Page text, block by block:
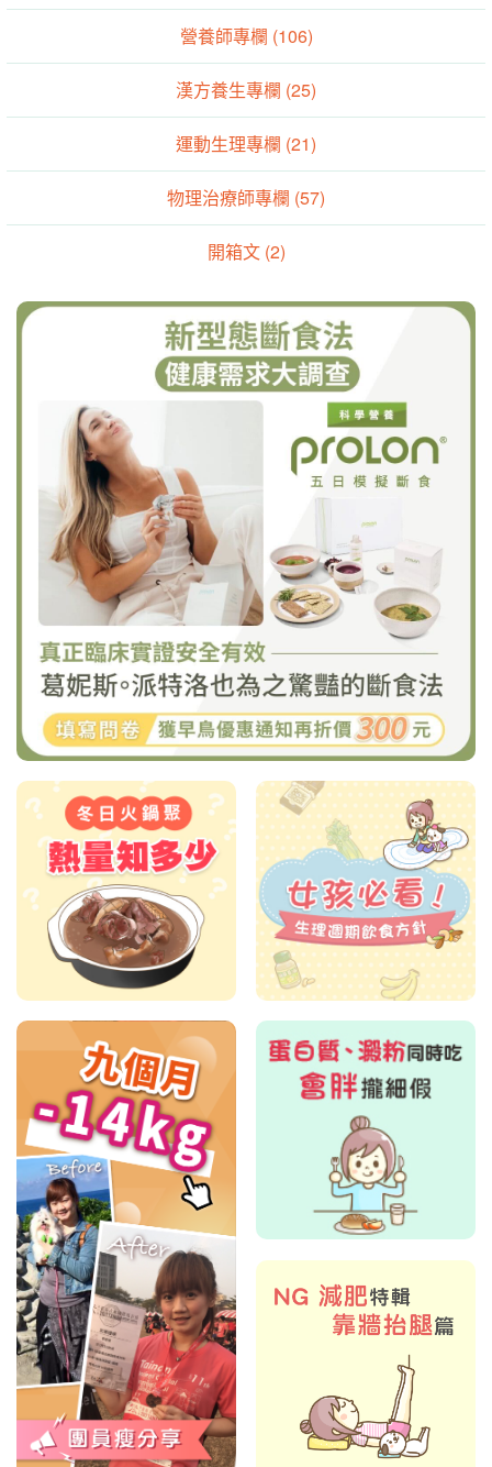
營養師專欄 (106)
漢方養生專欄 (25)
運動生理專欄 (21)
物理治療師專欄 (57)
開箱文 (2)